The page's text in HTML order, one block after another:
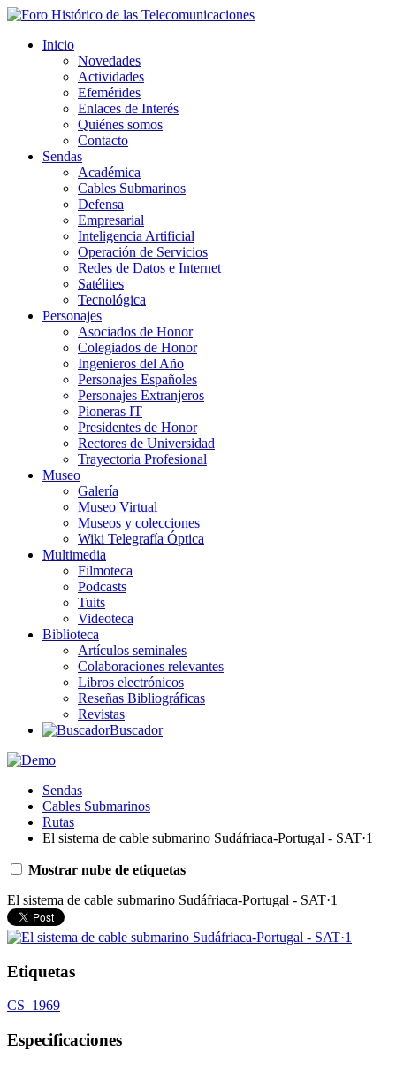
Inicio
Novedades
Actividades
Efemérides
Enlaces de Interés
Quiénes somos
Contacto
Sendas
Académica
Cables Submarinos
Defensa
Empresarial
Inteligencia Artificial
Operación de Servicios
Redes de Datos e Internet
Satélites
Tecnológica
Personajes
Asociados de Honor
Colegiados de Honor
Ingenieros del Año
Personajes Españoles
Personajes Extranjeros
Pioneras IT
Presidentes de Honor
Rectores de Universidad
Trayectoria Profesional
Museo
Galería
Museo Virtual
Museos y colecciones
Wiki Telegrafía Óptica
Multimedia
Filmoteca
Podcasts
Tuits
Videoteca
Biblioteca
Artículos seminales
Colaboraciones relevantes
Libros electrónicos
Reseñas Bibliográficas
Revistas
Buscador
Sendas
Cables Submarinos
Rutas
El sistema de cable submarino Sudáfriaca-Portugal - SAT·1
Mostrar nube de etiquetas
El sistema de cable submarino Sudáfriaca-Portugal - SAT·1
Etiquetas
CS_1969
Especificaciones